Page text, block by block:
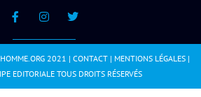
2021 | CONTACT| MENTIONS LÉGALES|
EDITORIALETOUS DROITS RÉSERVÉS